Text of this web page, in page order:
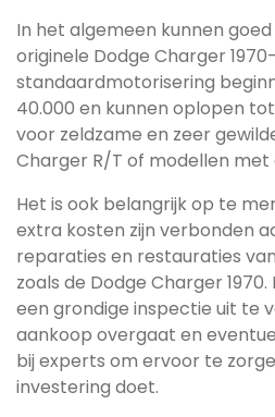
In het algemeen kunnen
originele Dodge Charger
standaardmotorisering
40.000 en kunnen oplopen
voor zeldzame en zeer
Charger R/T of modellen met
Het is ook belangrijk op te
extra kosten zijn verbonden
reparaties en restauraties
zoals de Dodge Charger
een grondige inspectie uit te
aankoop overgaat en
bij experts om ervoor te
investering doet.